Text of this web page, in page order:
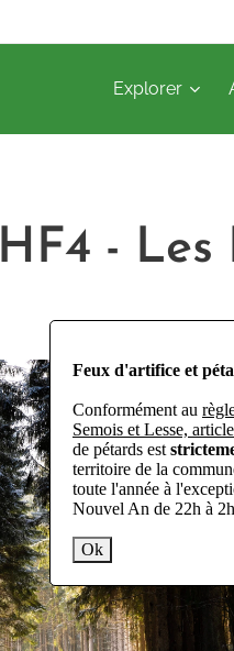
Feux d'artifice et
Conformément au
Semois et Lesse,
de pétards est
territoire de la
toute l'année à
Nouvel An de 22h à
Ok
Explorer
HF4 - Les